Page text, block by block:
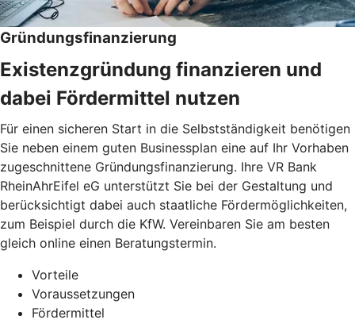
Gründungsfinanzierung
Existenzgründung finanzieren und
dabei Fördermittel nutzen
Für einen sicheren Start in die Selbstständigkeit benötigen
Sie neben einem guten Businessplan eine auf Ihr Vorhaben
zugeschnittene Gründungsfinanzierung. Ihre VR Bank
RheinAhrEifel eG unterstützt Sie bei der Gestaltung und
berücksichtigt dabei auch staatliche Fördermöglichkeiten,
zum Beispiel durch die KfW. Vereinbaren Sie am besten
gleich online einen Beratungstermin.
Vorteile
Voraussetzungen
Fördermittel